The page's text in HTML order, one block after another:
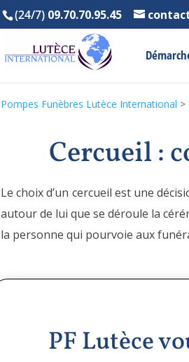
(24/7) 09.70.70.95.45
Pompes Funèbres Lutèce International >
Cercueil :
Le choix d’un cercueil est une
autour de lui que se déroule la
la personne qui pourvoie aux
PF Lutèce